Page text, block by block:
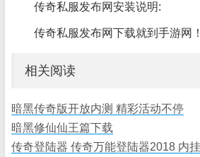
传奇私服发布网安装说明:
传奇私服发布网下载就到手游网！
相关阅读
暗黑传奇版开放内测 精彩活动不停
暗黑修仙仙王篇下载
传奇登陆器 传奇万能登陆器2018 内